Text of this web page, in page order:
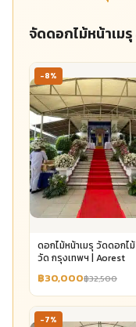
จัดดอกไม้หน้าเม
-8%
ดอกไม้หน้าเมรุ วัดดอกไ
วัด กรุงเทพฯ | Aorest
฿30,000฿32,500
-7%